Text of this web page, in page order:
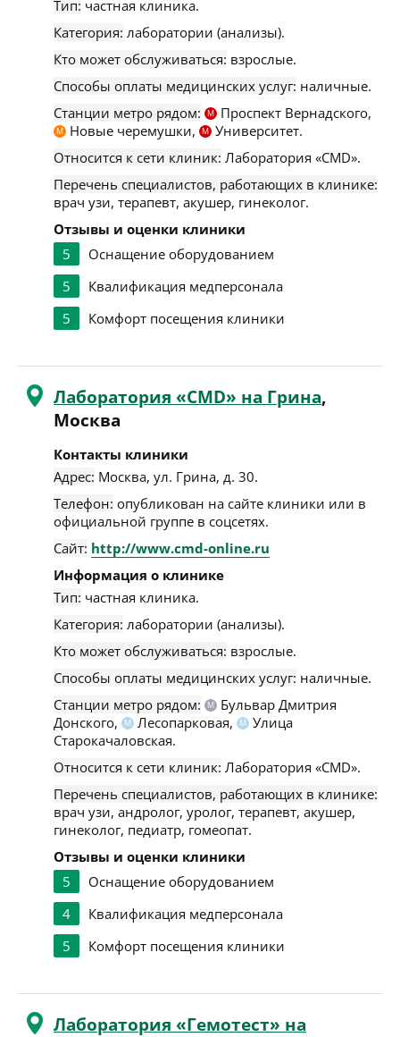
Тип: частная клиника.
Категория: лаборатории (анализы).
Кто может обслуживаться: взрослые.
Способы оплаты медицинских услуг: наличные.
Станции метро рядом:
М Проспект Вернадского,
М Новые черемушки, М Университет.
Относится к сети клиник: Лаборатория «CMD».
Перечень специалистов, работающих в клинике:
врач узи, терапевт, акушер, гинеколог.
Отзывы и оценки клиники
5
Оснащение оборудованием
5
Квалификация медперсонала
5
Комфорт посещения клиники
Лаборатория «CMD» на Грина,
Москва
Контакты клиники
Адрес: Москва, ул. Грина, д. 30.
Телефон: опубликован на сайте клиники или в
официальной группе в соцсетях.
Сайт: http://www.cmd-online.ru
Информация о клинике
Тип: частная клиника.
Категория: лаборатории (анализы).
Кто может обслуживаться: взрослые.
Способы оплаты медицинских услуг: наличные.
Станции метро рядом:
М
Бульвар Дмитрия
Донского,
М Лесопарковая, М
Улица
Старокачаловская.
Относится к сети клиник: Лаборатория «CMD».
Перечень специалистов, работающих в клинике:
врач узи, андролог, уролог, терапевт, акушер,
гинеколог, педиатр, гомеопат.
Отзывы и оценки клиники
5
Оснащение оборудованием
4
Квалификация медперсонала
5
Комфорт посещения клиники
Лаборатория «Гемотест» на